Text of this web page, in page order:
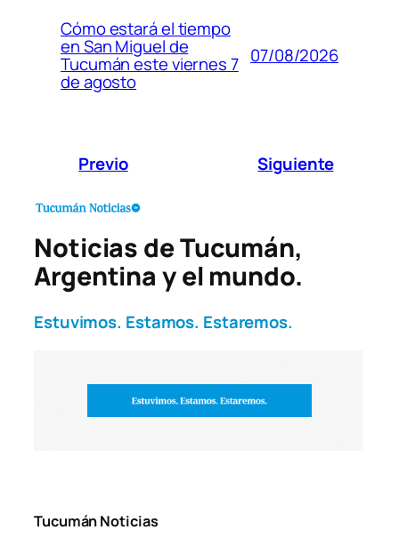
Cómo estará el tiempo
en San Miguel de
Tucumán este viernes 7
de agosto
07/08/2026
Previo Siguiente
Noticias de Tucumán,
Argentina y el mundo.
Estuvimos. Estamos. Estaremos.
Tucumán Noticias